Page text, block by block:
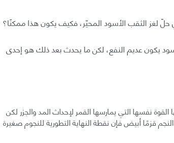
الثقب الأسود المحيّر، فكيف يكون هذا ممكنًا؟
يكون عديم النفع، لكن ما يحدث بعد ذلك هو إحدى
القوة نفسها التي يمارسها القمر لإحداث المد والجزر لكن
قزمًا أبيض فإن نقطة النهاية التطورية للنجوم صغيرة